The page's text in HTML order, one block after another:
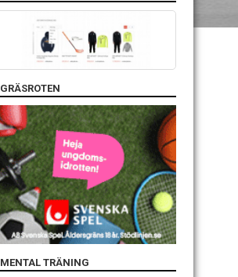
GRÄSROTEN
MENTAL TRÄNING